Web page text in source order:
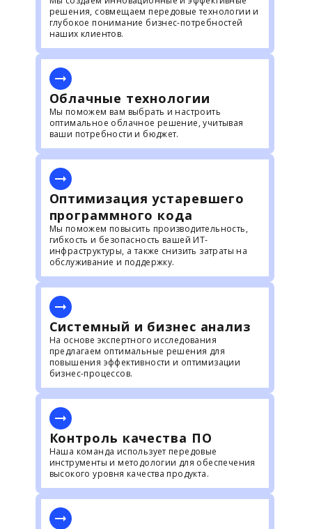
решения, совмещаем передовые технологии и
глубокое понимание бизнес-потребностей
наших клиентов.
Облачные технологии
Мы поможем вам выбрать и настроить
оптимальное облачное решение, учитывая
ваши потребности и бюджет.
Оптимизация устаревшего
программного кода
Мы поможем повысить производительность,
гибкость и безопасность вашей ИТ-
инфраструктуры, а также снизить затраты на
обслуживание и поддержку.
Системный и бизнес анализ
На основе экспертного исследования
предлагаем оптимальные решения для
повышения эффективности и оптимизации
бизнес-процессов.
Контроль качества ПО
Наша команда использует передовые
инструменты и методологии для обеспечения
высокого уровня качества продукта.